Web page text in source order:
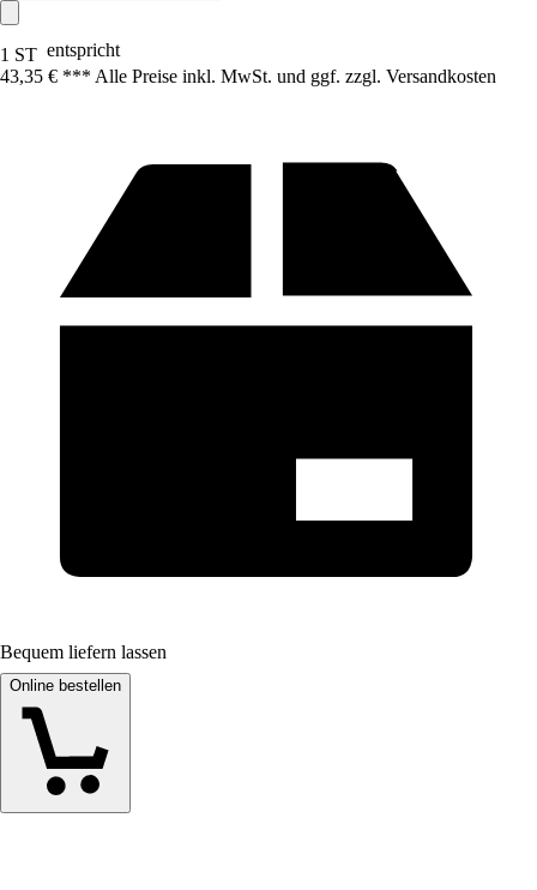
1 ST entspricht
43,35 € *** Alle Preise inkl. MwSt. und ggf. zzgl. Versandkosten
Bequem liefern lassen
Online bestellen